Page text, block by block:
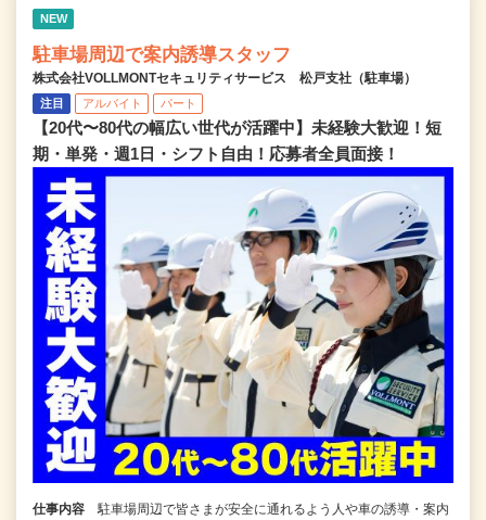
NEW
駐車場周辺で案内誘導スタッフ
株式会社VOLLMONTセキュリティサービス 松戸支社（駐車場）
注目 アルバイト パート
【20代〜80代の幅広い世代が活躍中】未経験大歓迎！短
期・単発・週1日・シフト自由！応募者全員面接！
仕事内容
駐車場周辺で皆さまが安全に通れるよう人や車の誘導・案内